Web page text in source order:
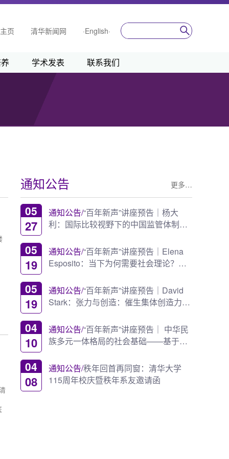
页 清华新闻网 ·English·
学术发表 联系我们
通知公告 更多…
05
27
通知公告/“百年新声”讲座预告｜杨大
利：国际比较视野下的中国监管体制建
05
19
通知公告/“百年新声”讲座预告｜Elena
Esposito：当下为何需要社会理论？
05
19
通知公告/“百年新声”讲座预告｜David
Stark：张力与创造：催生集体创造力的
04
10
通知公告/“百年新声”讲座预告｜ 中华民
族多元一体格局的社会基础——基于
04
08
通知公告/秩年回首再同窗：清华大学
115周年校庆暨秩年系友邀请函